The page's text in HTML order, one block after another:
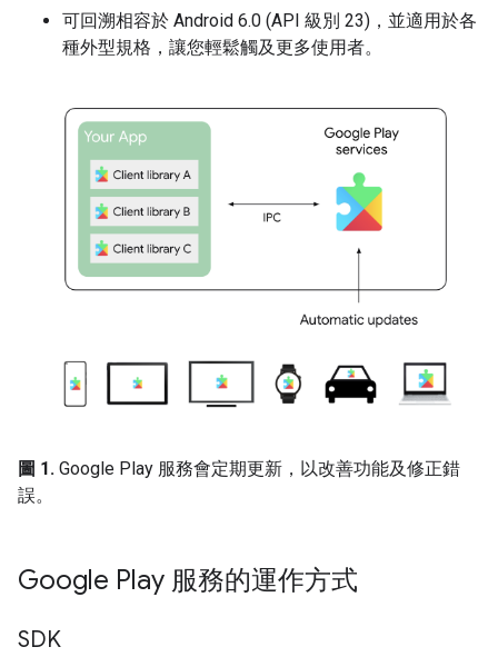
可回溯相容於 Android 6.0 (API 級別 23)，並適用於各
種外型規格，讓您輕鬆觸及更多使用者。
圖 1. Google Play 服務會定期更新，以改善功能及修正錯
誤。
Google Play 服務的運作方式
SDK